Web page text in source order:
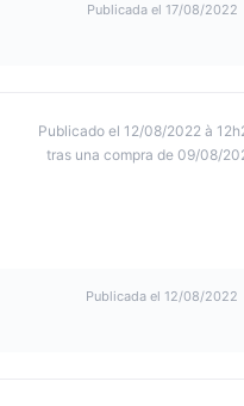
Publicada el 17/08/2022
Publicado el 12/08/2022 à
tras una compra de 09/08/
Publicada el 12/08/2022